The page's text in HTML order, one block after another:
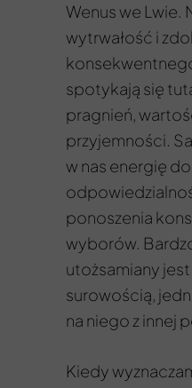
Wenus we Lwie.
wytrwałość i
spotykają się
pragnień,
przyjemności.
w nas energię
ponoszenia
wyborów.
utożsamiany
surowością,
na niego z innej
Kiedy